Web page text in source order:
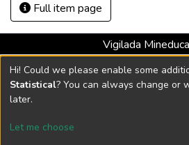
Full item page
Vigilada
Universidad con Acreditación
Resolución MEN
DSpace software copyright ©
Hi! Could we please enable some
Statistical? You can always change or
later.
Let me choose